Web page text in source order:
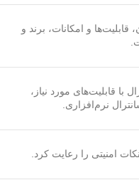
قابلیت‌ها و امکانات، برند و
با قابلیت‌های مورد نیاز،
نرم‌افزاری.
نکات امنیتی را رعایت کرد.